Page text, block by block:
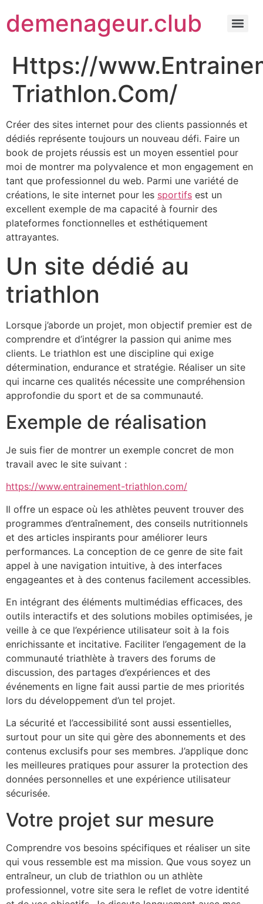
demenageur.club
Https://
Triathlon.Com/
Créer des sites internet pour des clients passionnés et
dédiés représente toujours un nouveau défi. Faire un
book de projets réussis est un moyen essentiel pour
moi de montrer ma polyvalence et mon engagement en
tant que professionnel du web. Parmi une variété de
créations, le site internet pour les sportifs est un
excellent exemple de ma capacité à fournir des
plateformes fonctionnelles et esthétiquement
attrayantes.
Un site dédié au
triathlon
Lorsque j’aborde un projet, mon objectif premier est de
comprendre et d’intégrer la passion qui anime mes
clients. Le triathlon est une discipline qui exige
détermination, endurance et stratégie. Réaliser un site
qui incarne ces qualités nécessite une compréhension
approfondie du sport et de sa communauté.
Exemple de réalisation
Je suis fier de montrer un exemple concret de mon
travail avec le site suivant :
https://www.entrainement-triathlon.com/
Il offre un espace où les athlètes peuvent trouver des
programmes d’entraînement, des conseils nutritionnels
et des articles inspirants pour améliorer leurs
performances. La conception de ce genre de site fait
appel à une navigation intuitive, à des interfaces
engageantes et à des contenus facilement accessibles.
En intégrant des éléments multimédias efficaces, des
outils interactifs et des solutions mobiles optimisées, je
veille à ce que l’expérience utilisateur soit à la fois
enrichissante et incitative. Faciliter l’engagement de la
communauté triathlète à travers des forums de
discussion, des partages d’expériences et des
événements en ligne fait aussi partie de mes priorités
lors du développement d’un tel projet.
La sécurité et l’accessibilité sont aussi essentielles,
surtout pour un site qui gère des abonnements et des
contenus exclusifs pour ses membres. J’applique donc
les meilleures pratiques pour assurer la protection des
données personnelles et une expérience utilisateur
sécurisée.
Votre projet sur mesure
Comprendre vos besoins spécifiques et réaliser un site
qui vous ressemble est ma mission. Que vous soyez un
entraîneur, un club de triathlon ou un athlète
professionnel, votre site sera le reflet de votre identité